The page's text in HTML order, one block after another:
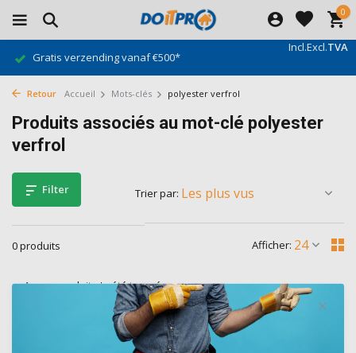
0
Incl.Excl.TVA
Gratis verzending vanaf €500*
Retour Accueil Mots-clés polyester verfrol
Produits associés au mot-clé polyester
verfrol
Filter
0 produits Afficher:
Trier par:
Aucun produit n'a été trouvé...